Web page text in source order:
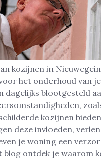
kozijnen in
het onderhoud van
dagelijks blootgesteld
kozijnen bieden
deze invloeden,
je woning een
ontdek je waarom